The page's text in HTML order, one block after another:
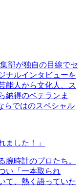
部が独自の目線でセ
ナルインタビューを
能人から文化人、ス
納得のベテランま
らではのスペシャル
ました！」
腕時計のプロたち。
い「一本取られ
て、熱く語っていた